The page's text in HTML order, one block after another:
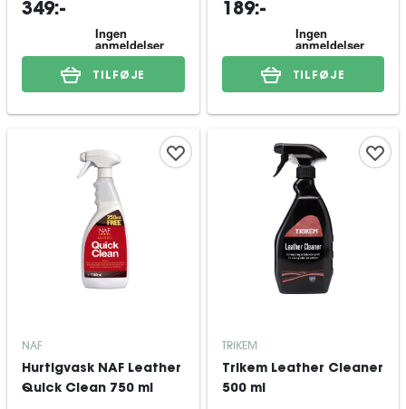
349:-
TILFØJE
189:-
TILFØJE
NAF
Hurtigvask NAF Leather
Quick Clean 750 ml
TRIKEM
Trikem Leather Cleaner
500 ml